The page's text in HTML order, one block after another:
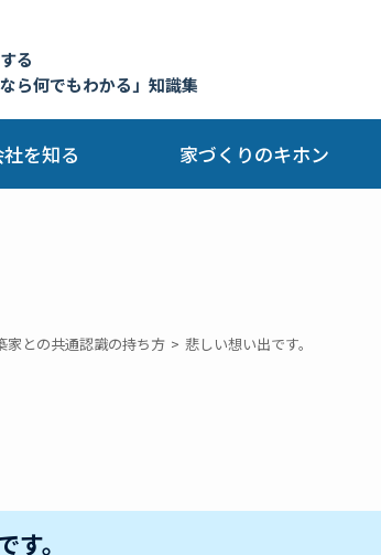
る
ら何でもわかる」知識集
を知る 家づくりのキホン
家との共通認識の持ち方 悲しい想い出です。
。